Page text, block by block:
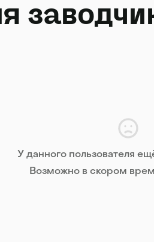
У данного пользователя
Возможно в скором